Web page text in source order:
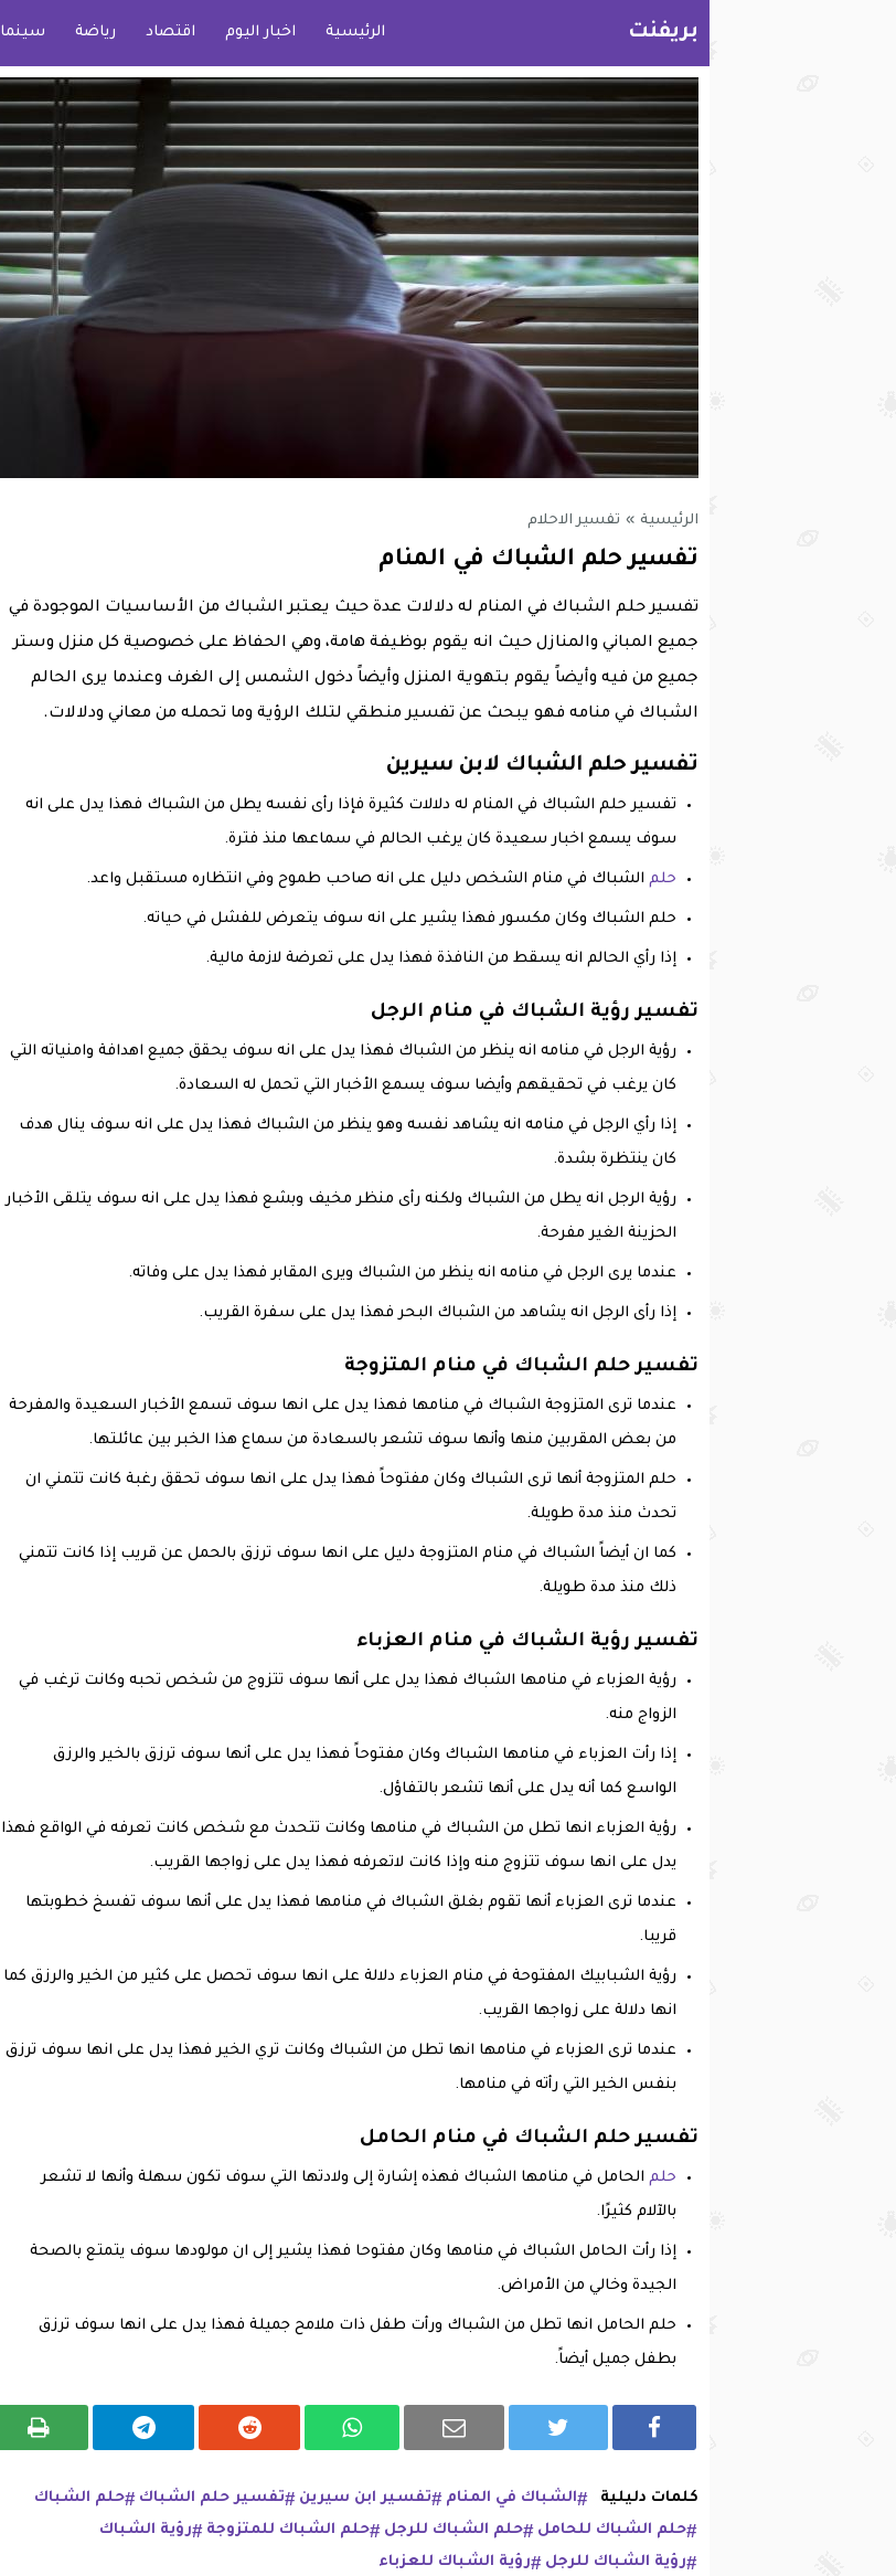
بريفنت الرئيسية اخبار اليوم اقتصاد رياضة سينما
الرئيسية » تفسير الاحلام
تفسير حلم الشباك في المنام
تفسير حلم الشباك في المنام له دلالات عدة حيث يعتبر الشباك من الأساسيات الموجودة في
جميع المباني والمنازل حيث انه يقوم بوظيفة هامة، وهي الحفاظ على خصوصية كل منزل وستر
جميع من فيه وأيضاً يقوم بتهوية المنزل وأيضاً دخول الشمس إلى الغرف وعندما يرى الحالم
الشباك في منامه فهو يبحث عن تفسير منطقي لتلك الرؤية وما تحمله من معاني ودلالات.
تفسير حلم الشباك لابن سيرين
تفسير حلم الشباك في المنام له دلالات كثيرة فإذا رأى نفسه يطل من الشباك فهذا يدل على انه
سوف يسمع اخبار سعيدة كان يرغب الحالم في سماعها منذ فترة.
حلم الشباك في منام الشخص دليل على انه صاحب طموح وفي انتظاره مستقبل واعد.
حلم الشباك وكان مكسور فهذا يشير على انه سوف يتعرض للفشل في حياته.
إذا رأي الحالم انه يسقط من النافذة فهذا يدل على تعرضة لازمة مالية.
تفسير رؤية الشباك في منام الرجل
رؤية الرجل في منامه انه ينظر من الشباك فهذا يدل على انه سوف يحقق جميع اهدافة وامنياته التي
كان يرغب في تحقيقهم وأيضا سوف يسمع الأخبار التي تحمل له السعادة.
إذا رأي الرجل في منامه انه يشاهد نفسه وهو ينظر من الشباك فهذا يدل على انه سوف ينال هدف
كان ينتظرة بشدة.
رؤية الرجل انه يطل من الشباك ولكنه رأى منظر مخيف وبشع فهذا يدل على انه سوف يتلقى الأخبار
الحزينة الغير مفرحة.
عندما يرى الرجل في منامه انه ينظر من الشباك ويرى المقابر فهذا يدل على وفاته.
إذا رأى الرجل انه يشاهد من الشباك البحر فهذا يدل على سفرة القريب.
تفسير حلم الشباك في منام المتزوجة
عندما ترى المتزوجة الشباك في منامها فهذا يدل على انها سوف تسمع الأخبار السعيدة والمفرحة
من بعض المقربين منها وأنها سوف تشعر بالسعادة من سماع هذا الخبر بين عائلتها.
حلم المتزوجة أنها ترى الشباك وكان مفتوحاً فهذا يدل على انها سوف تحقق رغبة كانت تتمني ان
تحدث منذ مدة طويلة.
كما ان أيضاً الشباك في منام المتزوجة دليل على انها سوف ترزق بالحمل عن قريب إذا كانت تتمني
ذلك منذ مدة طويلة.
تفسير رؤية الشباك في منام العزباء
رؤية العزباء في منامها الشباك فهذا يدل على أنها سوف تتزوج من شخص تحبه وكانت ترغب في
الزواج منه.
‏إذا رأت العزباء في منامها الشباك وكان مفتوحاً فهذا يدل على أنها سوف ترزق بالخير والرزق
الواسع كما أنه يدل على أنها تشعر بالتفاؤل.
رؤية العزباء انها تطل من الشباك في منامها وكانت تتحدث مع شخص كانت تعرفه في الواقع فهذا
يدل على انها سوف تتزوج منه وإذا كانت لاتعرفه فهذا يدل على زواجها القريب.
‏عندما ترى العزباء أنها تقوم بغلق الشباك في منامها فهذا يدل على أنها سوف تفسخ خطوبتها
قريبا.
رؤية الشبابيك المفتوحة في منام العزباء دلالة على انها سوف تحصل على كثير من الخير والرزق كما
انها دلالة على زواجها القريب.
عندما ترى العزباء في منامها انها تطل من الشباك وكانت تري الخير فهذا يدل على انها سوف ترزق
بنفس الخير التي رأته في منامها.
تفسير حلم الشباك في منام الحامل
حلم الحامل في منامها الشباك فهذه إشارة إلى ولادتها التي سوف تكون سهلة وأنها لا تشعر
بالآلام كثيرًا.
إذا رأت الحامل الشباك في منامها وكان مفتوحا فهذا يشير إلى ان مولودها سوف يتمتع بالصحة
الجيدة وخالي من الأمراض.
حلم الحامل انها تطل من الشباك ورأت طفل ذات ملامح جميلة فهذا يدل على انها سوف ترزق
بطفل جميل أيضاً.
كلمات دليلية الشباك في المنام تفسير ابن سيرين تفسير حلم الشباك
حلم الشباك
حلم الشباك للحامل
حلم الشباك للرجل حلم الشباك للمتزوجة
رؤية الشباك
رؤية الشباك للرجل
رؤية الشباك للعزباء